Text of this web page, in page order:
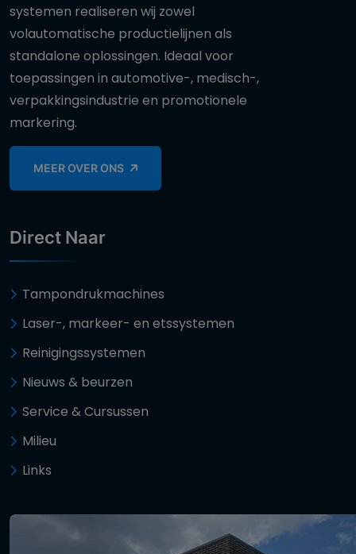
systemen realiseren wij zowel
volautomatische productielijnen als
standalone oplossingen. Ideaal voor
toepassingen in automotive-, medisch-,
verpakkingsindustrie en promotionele
markering.
MEER OVER ONS
Direct Naar
Tampondrukmachines
Laser-, markeer- en etssystemen
Reinigingssystemen
Nieuws & beurzen
Service & Cursussen
Milieu
Links